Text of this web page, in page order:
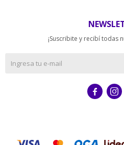
¡Suscribite y recibí todas
 